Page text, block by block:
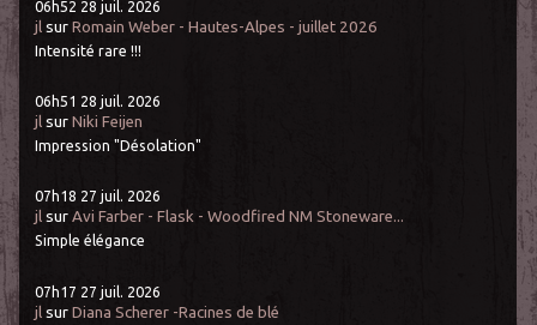
06h52 28 juil. 2026
jl surRomain Weber - Hautes-Alpes - juillet 2026
Intensité rare !!!
06h51 28 juil. 2026
jl surNiki Feijen
Impression "Désolation"
07h18 27 juil. 2026
jl surAvi Farber - Flask - Woodfired NM Stoneware...
Simple élégance
07h17 27 juil. 2026
jl surDiana Scherer -Racines de blé